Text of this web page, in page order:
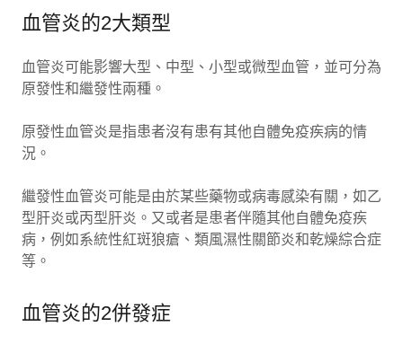
血管炎的2大類型
血管炎可能影響大型、中型、小型或微型血管，並可分為
原發性和繼發性兩種。
原發性血管炎是指患者沒有患有其他自體免疫疾病的情
況。
繼發性血管炎可能是由於某些藥物或病毒感染有關，如乙
型肝炎或丙型肝炎。又或者是患者伴隨其他自體免疫疾
病，例如系統性紅斑狼瘡、類風濕性關節炎和乾燥綜合症
等。
血管炎的2併發症